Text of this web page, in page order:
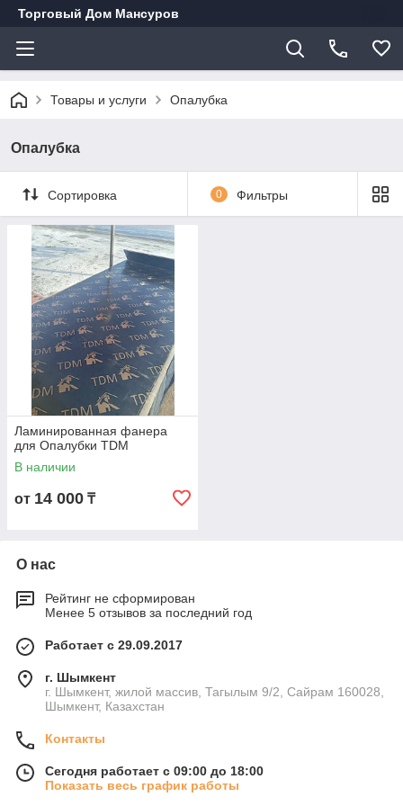
Торговый Дом Мансуров
Товары и услуги Опалубка
Опалубка
Сортировка 0 Фильтры
Ламинированная фанера
для Опалубки TDM
В наличии
от 14 000 ₸
О нас
Рейтинг не сформирован
Менее 5 отзывов за последний год
Работает с 29.09.2017
г. Шымкент
г. Шымкент, жилой массив, Тагылым 9/2, Сайрам 160028,
Шымкент, Казахстан
Контакты
Сегодня работает с 09:00 до 18:00
Показать весь график работы